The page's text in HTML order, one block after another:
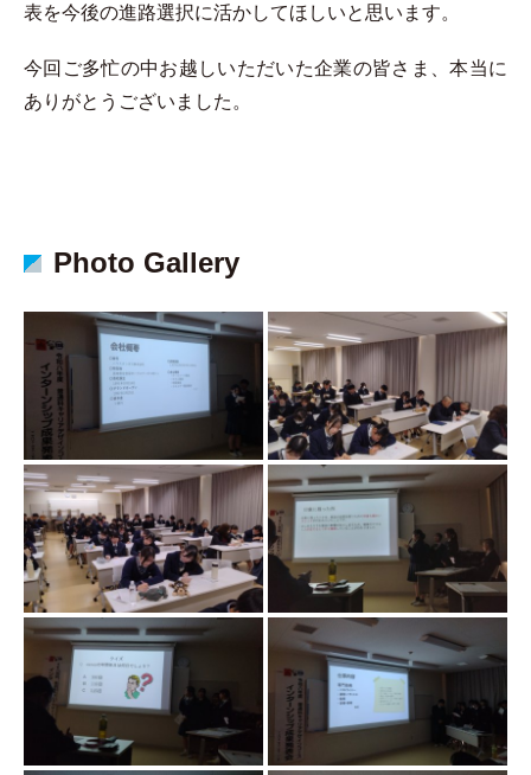
表を今後の進路選択に活かしてほしいと思います。
今回ご多忙の中お越しいただいた企業の皆さま、本当に
ありがとうございました。
Photo Gallery